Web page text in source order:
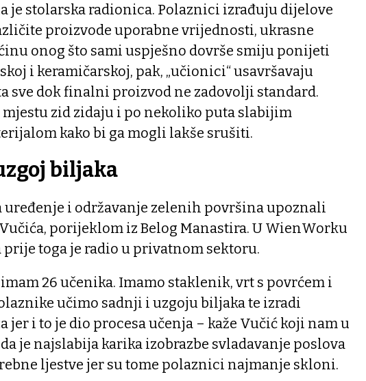
je stolarska radionica. Polaznici izrađuju dijelove
proizvode uporabne vrijednosti, ukrasne
onog što sami uspješno dovrše smiju ponijeti
i keramičarskoj, pak, „učionici“ usavršavaju
sve dok finalni proizvod ne zadovolji standard.
mjestu zid zidaju i po nekoliko puta slabijim
kako bi ga mogli lakše srušiti.
biljaka
uređenje i održavanje zelenih površina upoznali
porijeklom iz Belog Manastira. U WienWorku
prije toga je radio u privatnom sektoru.
26 učenika. Imamo staklenik, vrt s povrćem i
učimo sadnji i uzgoju biljaka te izradi
jer i to je dio procesa učenja – kaže Vučić koji nam u
je najslabija karika izobrazbe svladavanje poslova
ljestve jer su tome polaznici najmanje skloni.